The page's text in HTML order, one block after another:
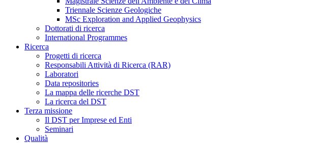
Triennale Scienze Geologiche
MSc Exploration and Applied Geophysics
Dottorati di ricerca
International Programmes
Ricerca
Progetti di ricerca
Responsabili Attività di Ricerca (RAR)
Laboratori
Data repositories
La mappa delle ricerche DST
La ricerca del DST
Terza missione
Il DST per Imprese ed Enti
Seminari
Qualità